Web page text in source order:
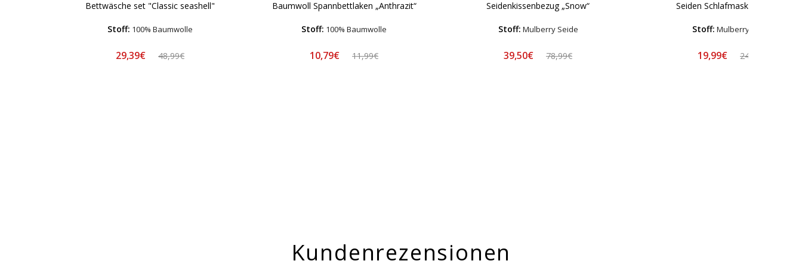
Bettwäsche set "Classic seashell"
Stoff: 100% Baumwolle
29,39€ 48,99€
Baumwoll Spannbettlaken „Anthrazit“
Stoff: 100% Baumwolle
10,79€ 11,99€
Seidenkissenbezug „Snow“
Stoff: Mulberry Seide
39,50€ 78,99€
Seiden Schlafmaske „Cream“
Stoff: Mulberry Seide
19,99€ 24,99€
Kundenrezensionen